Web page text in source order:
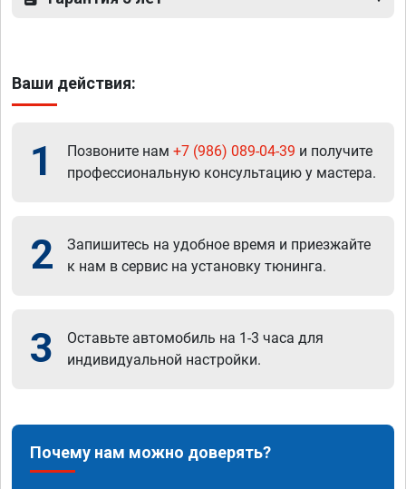
Ваши действия:
1 Позвоните нам +7 (986) 089-04-39 и получите
профессиональную консультацию у мастера.
2
Запишитесь на удобное время и приезжайте
к нам в сервис на установку тюнинга.
3
Оставьте автомобиль на 1-3 часа для
индивидуальной настройки.
Почему нам можно доверять?